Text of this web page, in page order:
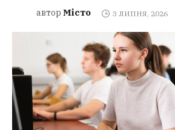
автор Місто 3 ЛИПНЯ, 2026